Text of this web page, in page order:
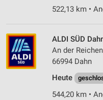
522,13 km •
ALDI SÜD
An der
66994 Dahn
Heute
544,20 km •